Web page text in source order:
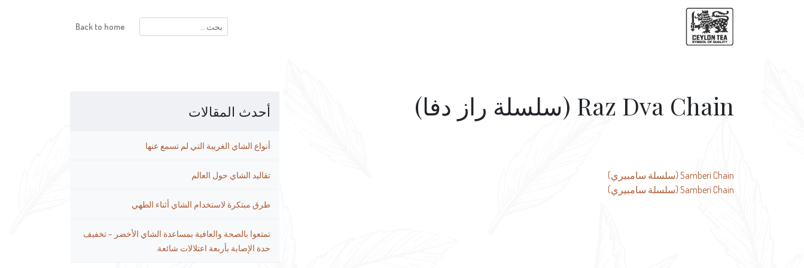
البحث
عن:
Back to home
أحدث المقالات
أنواع الشاي الغريبة التي لم تسمع عنها
تقاليد الشاي حول العالم
طرق مبتكرة لاستخدام الشاي أثناء الطهي
تمتعوا بالصحة والعافية بمساعدة الشاي الأخضر – تخفيف
حدة الإصابة بأربعة اعتلالات شائعة.
Raz Dva Chain (سلسلة راز دفا)
تصفّح
المقالات
Samberi Chain (سلسلة سامبيري)
Samberi Chain (سلسلة سامبيري)